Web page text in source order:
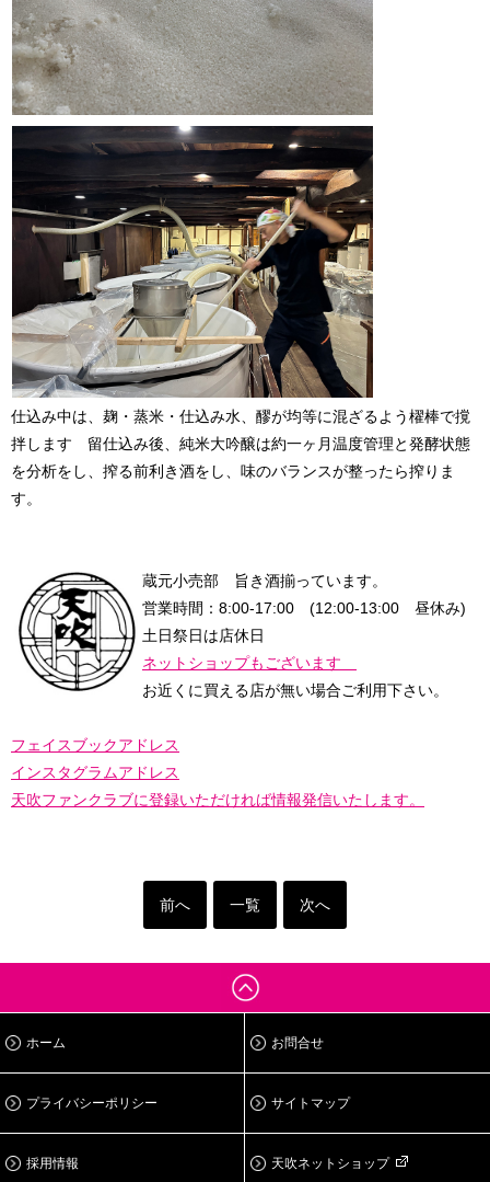
仕込み中は、麹・蒸米・仕込み水、醪が均等に混ざるよう櫂棒で撹
拌します 留仕込み後、純米大吟醸は約一ヶ月温度管理と発酵状態
を分析をし、搾る前利き酒をし、味のバランスが整ったら搾りま
す。
蔵元小売部 旨き酒揃っています。
営業時間：8:00-17:00 (12:00-13:00 昼休み)
土日祭日は店休日
ネットショップもございます
お近くに買える店が無い場合ご利用下さい。
フェイスブックアドレス
インスタグラムアドレス
天吹ファンクラブに登録いただければ情報発信いたします。
前へ 一覧 次へ
ホーム お問合せ
プライバシーポリシー サイトマップ
採用情報 天吹ネットショップ